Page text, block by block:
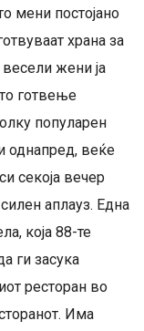
мени постојано
храна за
весели жени ја
готвење
популарен
однапред, веќе
секоја вечер
силен аплауз. Една
која 88-те
ги засука
ресторан во
Има